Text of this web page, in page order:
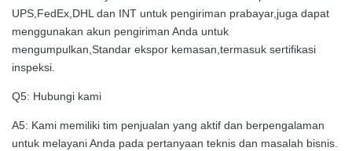
UPS,FedEx,DHL dan INT untuk pengiriman prabayar,juga dapat
menggunakan akun pengiriman Anda untuk
mengumpulkan,Standar ekspor kemasan,termasuk sertifikasi
inspeksi.
Q5: Hubungi kami
A5: Kami memiliki tim penjualan yang aktif dan berpengalaman
untuk melayani Anda pada pertanyaan teknis dan masalah bisnis.